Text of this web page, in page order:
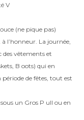
V
(ne pique pas)
l’honneur. La journée,
des vêtements et
B oots) qui en
de fêtes, tout est
un Gros P ull ou en